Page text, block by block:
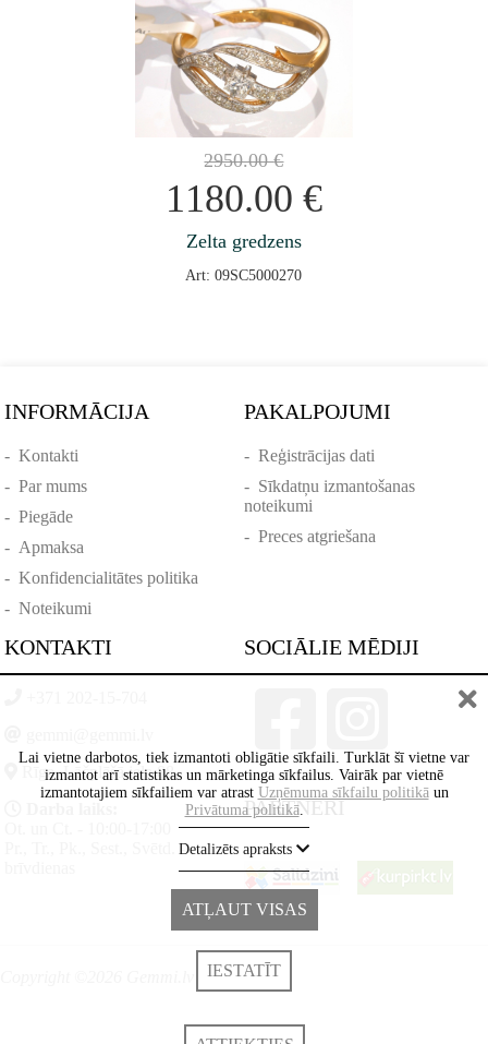
2950.00€
1180.00 €
Zelta gredzens
Art: 09SC5000270
INFORMĀCIJA
-Kontakti
-Par mums
-Piegāde
- Apmaksa
-Konfidencialitātes politika
-Noteikumi
PAKALPOJUMI
- Reģistrācijas dati
- Sīkdatņu izmantošanas
noteikumi
- Preces atgriešana
KONTAKTI
Rīga, Lāčplēšā iela 88
Pr., Tr., Pk., Sest., Svētd. -
SOCIĀLIE MĒDIJI
PARTNERI
Lai vietne darbotos, tiek izmantoti obligātie sīkfaili. Turklāt šī vietne var
izmantot arī statistikas un mārketinga sīkfailus. Vairāk par vietnē
izmantotajiem sīkfailiem var atrast Uzņēmuma sīkfailu politikāun
Privātuma politikā.
Detalizēts apraksts
ATĻAUT VISAS
IESTATĪT